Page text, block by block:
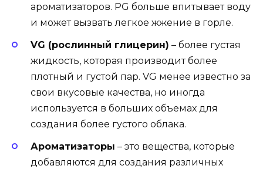
ароматизаторов. PG больше впитывает воду
и может вызвать легкое жжение в горле.
VG (рослинный глицерин) – более густая
жидкость, которая производит более
плотный и густой пар. VG менее известно за
свои вкусовые качества, но иногда
используется в больших объемах для
создания более густого облака.
Ароматизаторы – это вещества, которые
добавляются для создания различных